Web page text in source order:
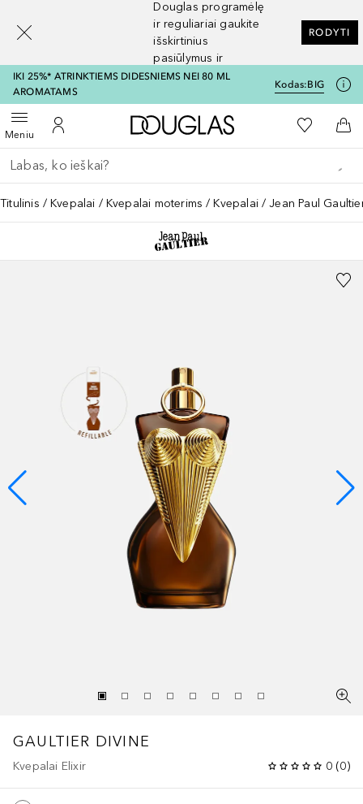
Douglas programėlę
ir reguliariai gaukite
išskirtinius
pasiūlymus ir
nuolaidas
RODYTI
IKI 25%* ATRINKTIEMS DIDESNIEMS NEI 80 ML
AROMATAMS
Kodas:BIG
MeniuAtidaryti meniuĮ mano paskyrą
Į Douglas pagrindinį
Į mano
Į
Grįžk atgal
Vykdykite paiešką
Titulinis Kvepalai Kvepalai moterims Kvepalai Jean Paul
GAULTIER DIVINE
Kvepalai Elixir 0 (0)
[navigation.slideout.screenreader]